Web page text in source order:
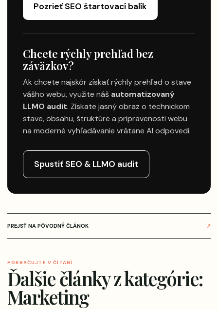
Pozrieť SEO štartovací balík
Chcete rýchly prehľad bez
záväzkov?
Ak chcete najskôr získať rýchly prehľad o stave
vášho webu, využite náš automatizovaný
LLMO audit. Získate jasný obraz o technickom
stave, obsahu, štruktúre a pripravenosti webu
na moderné vyhľadávanie vrátane AI odpovedí.
Spustiť SEO & LLMO audit
PREJSŤ NA PÔVODNÝ ČLÁNOK ↗
POKRAČUJTE V ČÍTANÍ
Ďalšie články z kategórie:
Marketing